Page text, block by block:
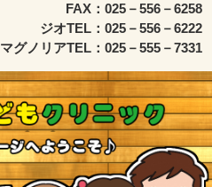
FAX：025－556－6258
ジオTEL：025－556－6222
マグノリアTEL：025－555－7331